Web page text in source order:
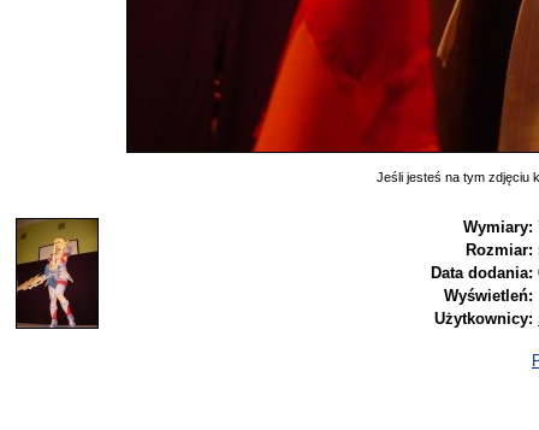
Jeśli jesteś na tym zdjęciu
Wymiary:
Rozmiar:
Data dodania:
Wyświetleń:
Użytkownicy: